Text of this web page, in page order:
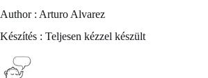
Author : Arturo Alvarez
Készítés : Teljesen kézzel készült